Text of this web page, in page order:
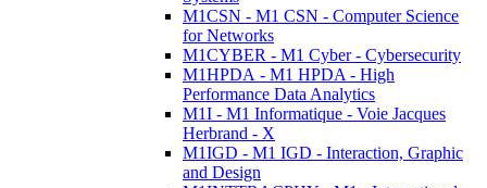
M1CSN - M1 CSN - Computer Science
for Networks
M1CYBER - M1 Cyber - Cybersecurity
M1HPDA - M1 HPDA - High
Performance Data Analytics
M1I - M1 Informatique - Voie Jacques
Herbrand - X
M1IGD - M1 IGD - Interaction, Graphic
and Design